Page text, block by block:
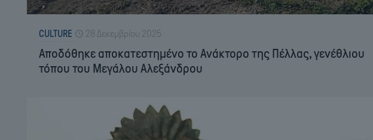
CULTURE 28 Δεκεμβρίου 2025
Αποδόθηκε αποκατεστημένο το Ανάκτορο της Πέλλας, γενέθλιου
τόπου του Μεγάλου Αλεξάνδρου